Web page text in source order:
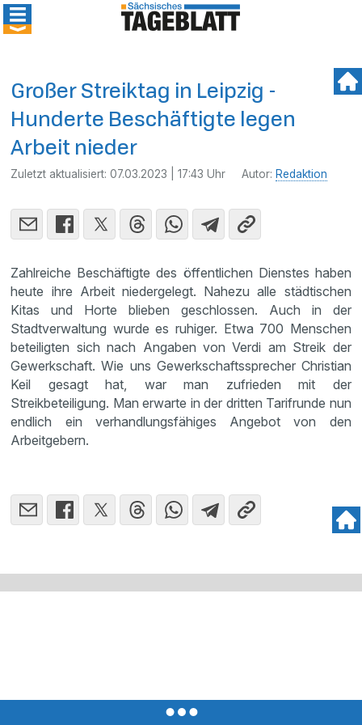
Großer Streiktag in Leipzig -
Hunderte Beschäftigte legen
Arbeit nieder
Zuletzt aktualisiert:07.03.2023 | 17:43 Uhr Autor: Redaktion
Zahlreiche Beschäftigte des öffentlichen Dienstes haben
heute ihre Arbeit niedergelegt. Nahezu alle städtischen
Kitas und Horte blieben geschlossen. Auch in der
Stadtverwaltung wurde es ruhiger. Etwa 700 Menschen
beteiligten sich nach Angaben von Verdi am Streik der
Gewerkschaft. Wie uns Gewerkschaftssprecher Christian
Keil gesagt hat, war man zufrieden mit der
Streikbeteiligung. Man erwarte in der dritten Tarifrunde nun
endlich ein verhandlungsfähiges Angebot von den
Arbeitgebern.